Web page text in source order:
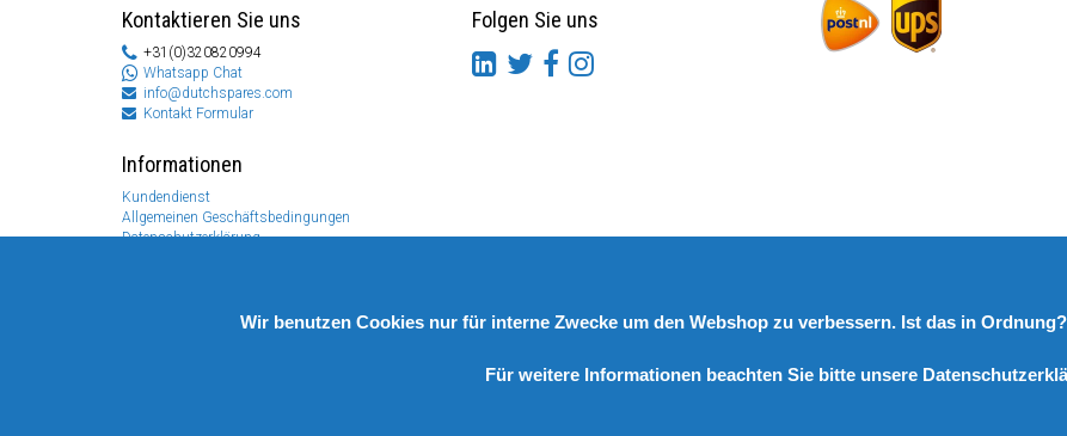
Kontaktieren Sie uns
+31(0)320820994
Whatsapp Chat
info@dutchspares.com
Kontakt Formular
Informationen
Kundendienst
Allgemeinen Geschäftsbedingungen
Datenschutzerklärung
Folgen Sie uns
© Copyright 2026 DutchSpares B.V. - Design byWebdinge.nl
Wir benutzen Cookies nur für interne Zwecke um den Webshop zu verbessern. Ist das in Ordnung?
Für weitere Informationen beachten Sie bitte unsere